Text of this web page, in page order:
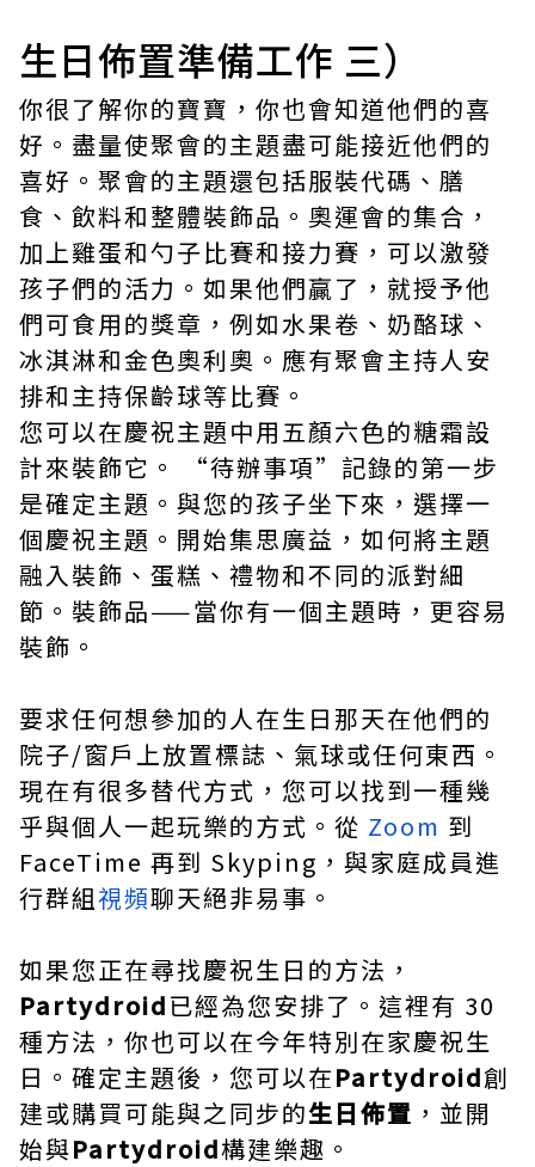
生日佈置準備工作 三）
你很了解你的寶寶，你也會知道他們的喜
好。盡量使聚會的主題盡可能接近他們的
喜好。聚會的主題還包括服裝代碼、膳
食、飲料和整體裝飾品。奧運會的集合，
加上雞蛋和勺子比賽和接力賽，可以激發
孩子們的活力。如果他們贏了，就授予他
們可食用的獎章，例如水果卷、奶酪球、
冰淇淋和金色奧利奧。應有聚會主持人安
排和主持保齡球等比賽。
您可以在慶祝主題中用五顏六色的糖霜設
計來裝飾它。 “待辦事項”記錄的第一步
是確定主題。與您的孩子坐下來，選擇一
個慶祝主題。開始集思廣益，如何將主題
融入裝飾、蛋糕、禮物和不同的派對細
節。裝飾品——當你有一個主題時，更容易
裝飾。
要求任何想參加的人在生日那天在他們的
院子/窗戶上放置標誌、氣球或任何東西。
現在有很多替代方式，您可以找到一種幾
乎與個人一起玩樂的方式。從 Zoom 到
FaceTime 再到 Skyping，與家庭成員進
行群組視頻聊天絕非易事。
如果您正在尋找慶祝生日的方法，
Partydroid已經為您安排了。這裡有 30
種方法，你也可以在今年特別在家慶祝生
日。確定主題後，您可以在Partydroid創
建或購買可能與之同步的生日佈置 ，並開
始與Partydroid構建樂趣。